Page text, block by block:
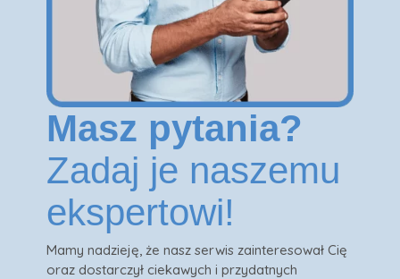
Masz pytania?
Zadaj je naszemu
ekspertowi!
Mamy nadzieję, że nasz serwis zainteresował Cię
oraz dostarczył ciekawych i przydatnych